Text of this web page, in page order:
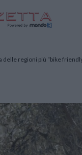
delle regioni più “bike